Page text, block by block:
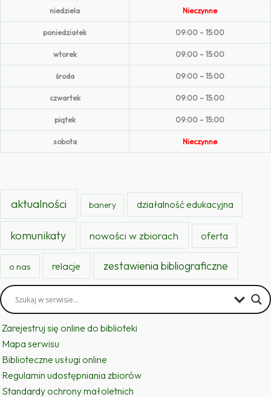
niedziela Nieczynne
poniedziałek 09:00 – 15:00
wtorek 09:00 – 15:00
środa 09:00 – 15:00
czwartek 09:00 – 15:00
piątek 09:00 – 15:00
sobota Nieczynne
aktualności banery działalność edukacyjna
komunikaty nowości w zbiorach oferta
o nas relacje zestawienia bibliograficzne
Zarejestruj się online do biblioteki
Mapa serwisu
Biblioteczne usługi online
Regulamin udostępniania zbiorów
Standardy ochrony małoletnich